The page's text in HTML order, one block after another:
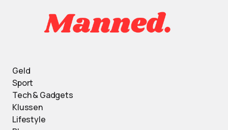
Geld
Sport
Tech & Gadgets
Klussen
Lifestyle